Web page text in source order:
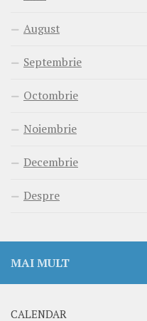
August
Septembrie
Octombrie
Noiembrie
Decembrie
Despre
MAI MULT
CALENDAR